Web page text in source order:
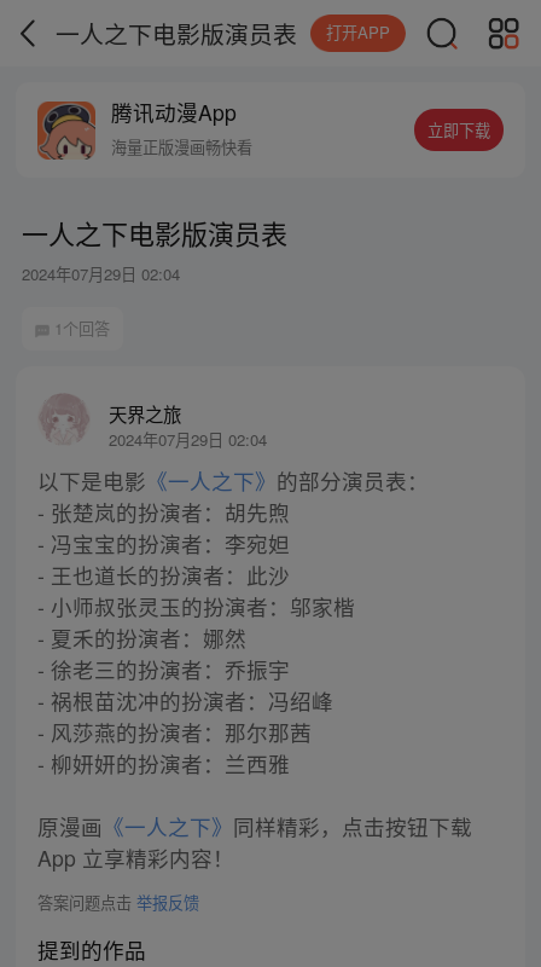
一人之下电影版演员表 打开APP
腾讯动漫App
海量正版漫画畅快看
立即下载
一人之下电影版演员表
2024年07月29日 02:04
1个回答
天界之旅
2024年07月29日 02:04
以下是电影 《一人之下》 的部分演员表：
- 张楚岚的扮演者：胡先煦
- 冯宝宝的扮演者：李宛妲
- 王也道长的扮演者：此沙
- 小师叔张灵玉的扮演者：邬家楷
- 夏禾的扮演者：娜然
- 徐老三的扮演者：乔振宇
- 祸根苗沈冲的扮演者：冯绍峰
- 风莎燕的扮演者：那尔那茜
- 柳妍妍的扮演者：兰西雅
原漫画 《一人之下》 同样精彩，点击按钮下载
App 立享精彩内容！
答案问题点击 举报反馈
提到的作品